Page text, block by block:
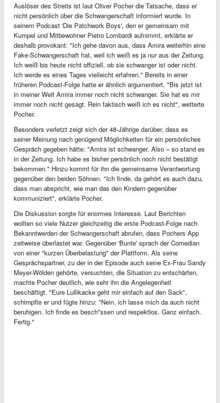
Auslöser des Streits ist laut Oliver Pocher die Tatsache, dass er
nicht persönlich über die Schwangerschaft informiert wurde. In
seinem Podcast 'Die Patchwork Boys', den er gemeinsam mit
Kumpel und Mitbewohner Pietro Lombardi aufnimmt, erklärte er
deshalb provokant: "Ich gehe davon aus, dass Amira weiterhin eine
Fake-Schwangerschaft hat, weil ich weiß es ja nur aus der Zeitung.
Ich weiß bis heute nicht offiziell, ob sie schwanger ist oder nicht.
Ich werde es eines Tages vielleicht erfahren." Bereits in einer
früheren Podcast-Folge hatte er ähnlich argumentiert. "Bis jetzt ist
in meiner Welt Amira immer noch nicht schwanger. Sie hat es mir
immer noch nicht gesagt. Rein faktisch weiß ich es nicht", wetterte
Pocher.
Besonders verletzt zeigt sich der 48-Jährige darüber, dass es
seiner Meinung nach genügend Möglichkeiten für ein persönliches
Gespräch gegeben hätte: "Amira ist schwanger. Also – so stand es
in der Zeitung. Ich habe es bisher persönlich noch nicht bestätigt
bekommen." Hinzu kommt für ihn die gemeinsame Verantwortung
gegenüber den beiden Söhnen. "Ich finde, da gehört es auch dazu,
dass man abspricht, wie man das den Kindern gegenüber
kommuniziert", erklärte Pocher.
Die Diskussion sorgte für enormes Interesse. Laut Berichten
wollten so viele Nutzer gleichzeitig die erste Podcast-Folge nach
Bekanntwerden der Schwangerschaft abrufen, dass Pochers App
zeitweise überlastet war. Gegenüber 'Bunte' sprach der Comedian
von einer "kurzen Überbelastung" der Plattform. Als seine
Gesprächspartner, zu der in der Episode auch seine Ex-Frau Sandy
Meyer-Wölden gehörte, versuchten, die Situation zu entschärfen,
machte Pocher deutlich, wie sehr ihn die Angelegenheit
beschäftigt. "Eure Lullikacke geht mir einfach auf den Sack",
schimpfte er und fügte hinzu: "Nein, ich lasse mich da auch nicht
beruhigen. Ich finde es besch*ssen und respektlos. Ganz einfach.
Fertig."